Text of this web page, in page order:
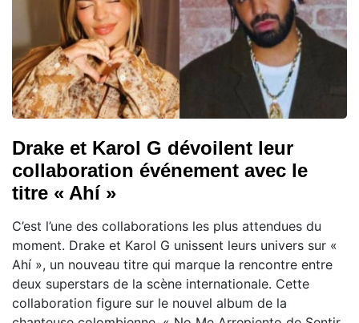
Drake et Karol G dévoilent leur
collaboration événement avec le
titre « Ahí »
C’est l’une des collaborations les plus attendues du
moment. Drake et Karol G unissent leurs univers sur «
Ahí », un nouveau titre qui marque la rencontre entre
deux superstars de la scène internationale. Cette
collaboration figure sur le nouvel album de la